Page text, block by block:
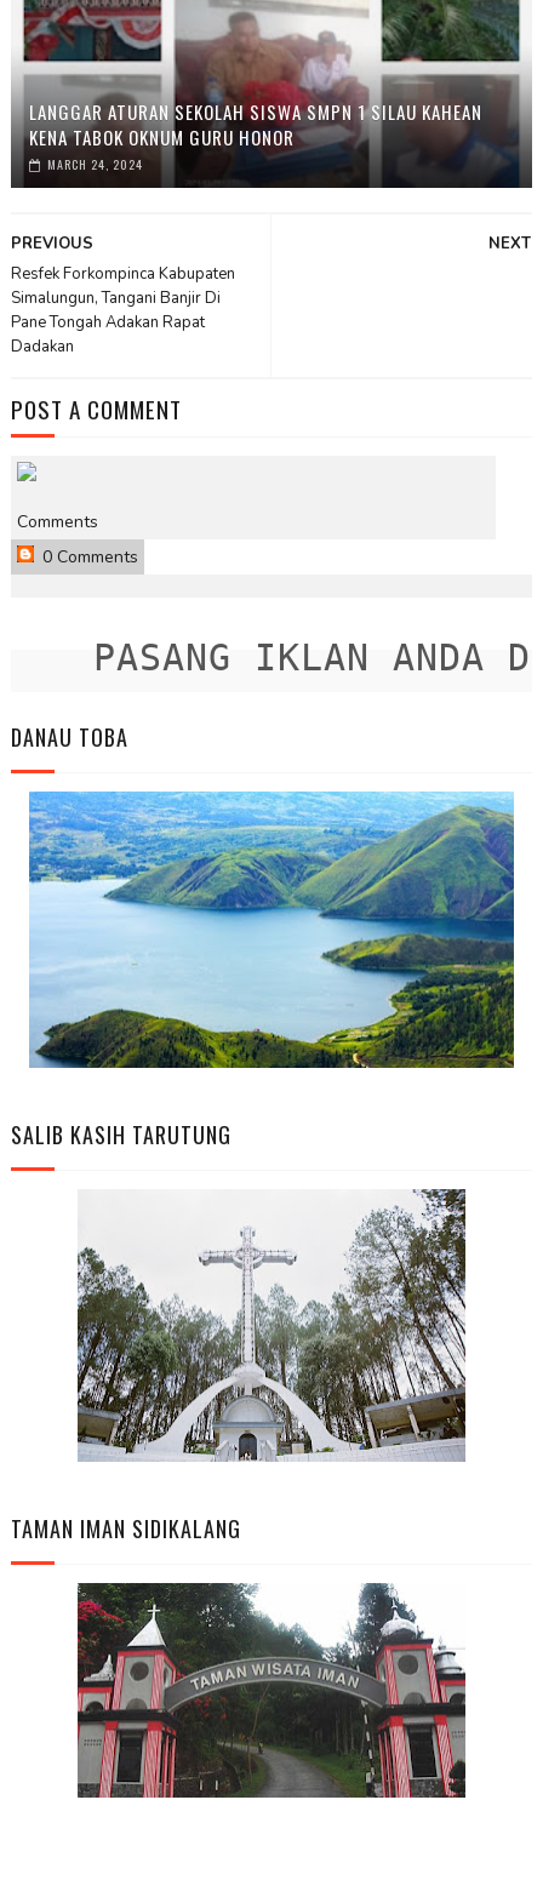
LANGGAR ATURAN SEKOLAH SISWA SMPN 1 SILAU KAHEAN
KENA TABOK OKNUM GURU HONOR
MARCH 24, 2024
NEXT
PREVIOUS
Resfek Forkompinca Kabupaten
Simalungun, Tangani Banjir Di
Pane Tongah Adakan Rapat
Dadakan
POST A COMMENT
Comments
0 Comments
PASANG IKLAN ANDA
DANAU TOBA
SALIB KASIH TARUTUNG
TAMAN IMAN SIDIKALANG